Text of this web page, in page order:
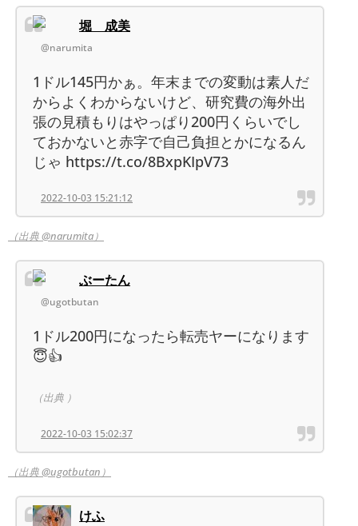
堀 成美
@narumita
1ドル145円かぁ。年末までの変動は素人だ
からよくわからないけど、研究費の海外出
張の見積もりはやっぱり200円くらいでし
ておかないと赤字で自己負担とかになるん
じゃ https://t.co/8BxpKIpV73
2022-10-03 15:21:12
（出典 @narumita）
ぶーたん
@ugotbutan
1ドル200円になったら転売ヤーになります
😇👍
（出典 ）
2022-10-03 15:02:37
（出典 @ugotbutan）
けふ